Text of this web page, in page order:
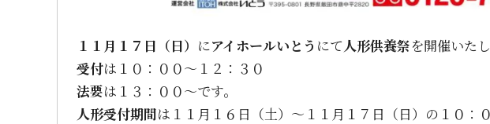
１１月１７ 日（日） にアイホールいとう にて人形供養祭を開催いたし
受付は１０：００～１２：３０
法要は１３：００～です。
人形受付期間は１１月１６日（土）～１１月１７日（日）の１０：